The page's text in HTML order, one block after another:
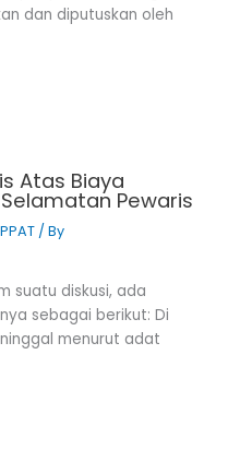
dan diputuskan oleh
Atas Biaya
Pewaris
/ By
suatu diskusi, ada
sebagai berikut: Di
menurut adat